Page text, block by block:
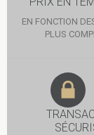
EN FONCTION
PLUS